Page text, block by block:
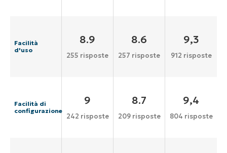
Facilità
d'uso
8.9
255 risposte
8.6
257 risposte
9,3
912 risposte
Facilità di
configurazione
9
242 risposte
8.7
209 risposte
9,4
804 risposte